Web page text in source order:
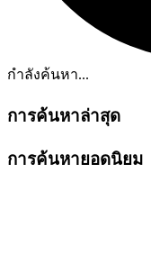
กำลังค้นหา...
การค้นหาล่าสุด
การค้นหายอดนิยม